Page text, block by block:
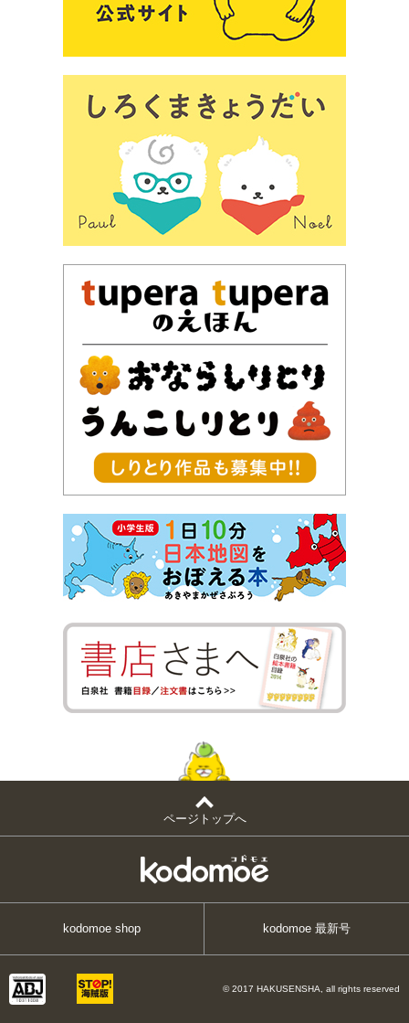
ページトップへ
kodomoe shop kodomoe 最新号
© 2017 HAKUSENSHA, all rights reserved